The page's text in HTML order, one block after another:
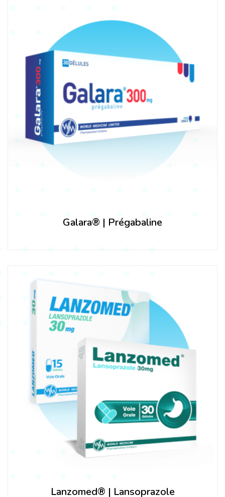
Galara® | Prégabaline
Lanzomed® | Lansoprazole